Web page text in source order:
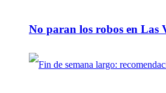
No paran los robos en Las